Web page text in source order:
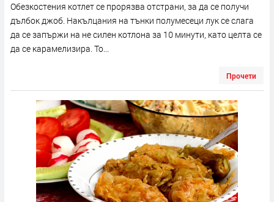
Обезкостения котлет се прорязва отстрани, за да се получи
дълбок джоб. Накълцания на тънки полумесеци лук се слага
да се запържи на не силен котлона за 10 минути, като целта се
да се карамелизира. То...
Прочети